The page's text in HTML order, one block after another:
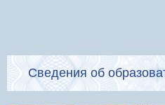
Сведения об